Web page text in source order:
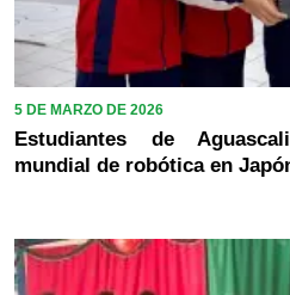
5 DE MARZO DE 2026
Estudiantes de
mundial de robótica en